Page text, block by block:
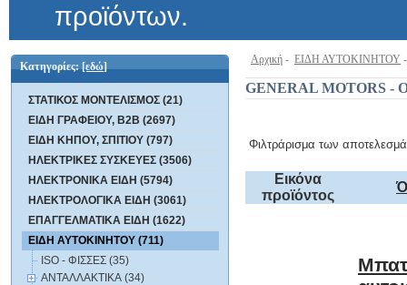
προϊόντων.
Κατηγορίες:[εδώ]
ΣΤΑΤΙΚΟΣ ΜΟΝΤΕΛΙΣΜΟΣ (21)
ΕΙΔΗ ΓΡΑΦΕΙΟΥ, B2B (2697)
ΕΙΔΗ ΚΗΠΟΥ, ΣΠΙΤΙΟΥ (797)
ΗΛΕΚΤΡΙΚΕΣ ΣΥΣΚΕΥΕΣ (3506)
ΗΛΕΚΤΡΟΝΙΚΑ ΕΙΔΗ (5794)
ΗΛΕΚΤΡΟΛΟΓΙΚΑ ΕΙΔΗ (3061)
ΕΠΑΓΓΕΛΜΑΤΙΚΑ ΕΙΔΗ (1622)
ΕΙΔΗ ΑΥΤΟΚΙΝΗΤΟΥ (711)
ISO - ΦΙΣΣΕΣ (35)
ΑΝΤΑΛΛΑΚΤΙΚΑ (34)
Αρχική - ΕΙΔΗ ΑΥΤΟΚΙΝΗΤΟΥ
GENERAL MOTORS -
Φιλτράρισμα των
Εικόνα
προϊόντος
τύπου
MOTORS